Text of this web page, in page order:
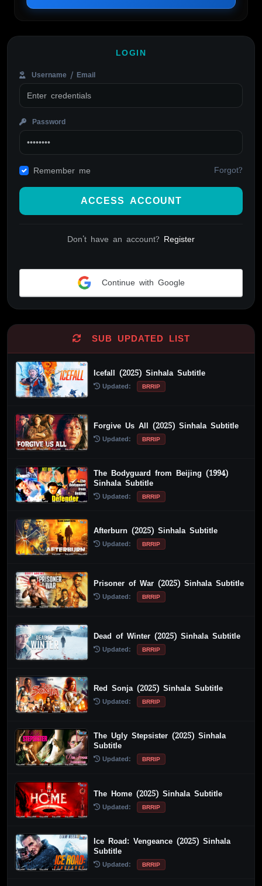
LOGIN
Username / Email
Password
Remember me Forgot?
ACCESS ACCOUNT
Don't have an account? Register
Continue with Google
SUB UPDATED LIST
Icefall (2025) Sinhala Subtitle
Updated: BRRIP
Forgive Us All (2025) Sinhala Subtitle
Updated: BRRIP
The Bodyguard from Beijing (1994)
Sinhala Subtitle
Updated: BRRIP
Afterburn (2025) Sinhala Subtitle
Updated: BRRIP
Prisoner of War (2025) Sinhala Subtitle
Updated: BRRIP
Dead of Winter (2025) Sinhala Subtitle
Updated: BRRIP
Red Sonja (2025) Sinhala Subtitle
Updated: BRRIP
The Ugly Stepsister (2025) Sinhala
Subtitle
Updated: BRRIP
The Home (2025) Sinhala Subtitle
Updated: BRRIP
Ice Road: Vengeance (2025) Sinhala
Subtitle
Updated: BRRIP